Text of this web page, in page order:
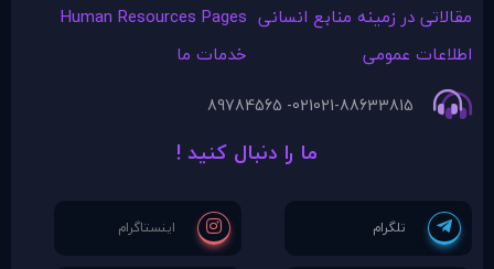
مقالاتی در زمينه منابع انسانی Human Resources Pages
اطلاعات عمومی
خدمات ما
021-88633815
021- 89784565
ما را دنبال کنید !